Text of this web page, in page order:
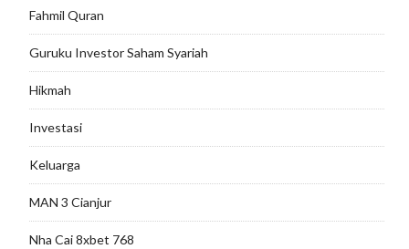
Fahmil Quran
Guruku Investor Saham Syariah
Hikmah
Investasi
Keluarga
MAN 3 Cianjur
Nha Cai 8xbet 768